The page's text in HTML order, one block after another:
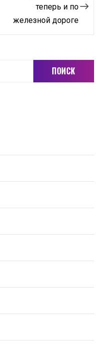
теперь и по
железной дороге